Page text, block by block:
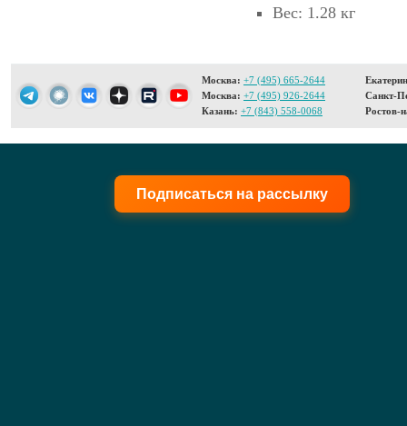
Вес: 1.28 кг
Москва: +7 (495) 665-2644
Москва: +7 (495) 926-2644
Казань: +7 (843) 558-0068
Санкт-
Ростов-
Подписаться на рассылку